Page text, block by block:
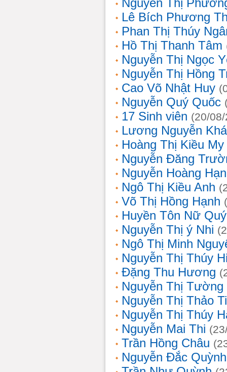
Nguyễn Thị
Lê Bích Phương
Phan Thị Thúy
Hồ Thị Thanh Tâm
Nguyễn Thị Ngọc
Nguyễn Thị Hồng
Cao Võ Nhật Huy
Nguyễn Quý Quốc
17 Sinh viên (20/
Lương Nguyễn
Hoàng Thị Kiều My
Nguyễn Đăng
Nguyễn Hoàng
Ngô Thị Kiều Anh
Võ Thị Hồng Hạnh
Huyền Tôn Nữ
Nguyễn Thị ý Nhi
Ngô Thị Minh
Nguyễn Thị Thúy
Đặng Thu Hương
Nguyễn Thị Tường
Nguyễn Thị Thảo
Nguyễn Thị Thúy
Nguyễn Mai Thi
Trần Hồng Châu
Nguyễn Đắc